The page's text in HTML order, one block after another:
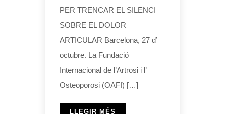
PER TRENCAR EL SILENCI
SOBRE EL DOLOR
ARTICULAR Barcelona, 27 d’
octubre. La Fundació
Internacional de l’Artrosi i l’
Osteoporosi (OAFI) […]
LLEGIR MÉS